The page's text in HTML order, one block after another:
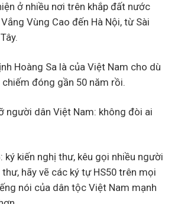
ở nhiều nơi trên khắp đất nước
Vùng Cao đến Hà Nội, từ Sài
Hoàng Sa là của Việt Nam cho dù
đóng gần 50 năm rồi.
người dân Việt Nam: không đòi ai
ký kiến nghị thư, kêu gọi nhiều người
hãy vẽ các ký tự HS50 trên mọi
nói của dân tộc Việt Nam mạnh